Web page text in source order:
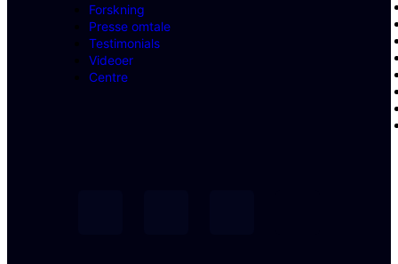
Forskning
Presse omtale
Testimonials
Videoer
Centre